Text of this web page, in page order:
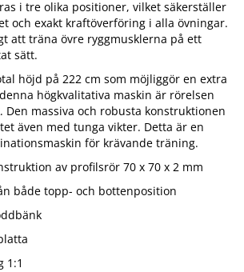
i tre olika positioner, vilket säkerställer
och exakt kraftöverföring i alla övningar.
att träna övre ryggmusklerna på ett
sätt.
höjd på 222 cm som möjliggör en extra
högkvalitativa maskin är rörelsen
Den massiva och robusta konstruktionen
även med tunga vikter. Detta är en
för krävande träning.
av profilsrör 70 x 70 x 2 mm
både topp- och bottenposition
1:1